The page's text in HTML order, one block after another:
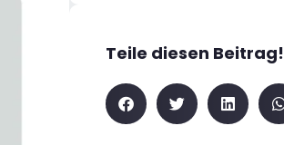
Teile diesen Beitrag!